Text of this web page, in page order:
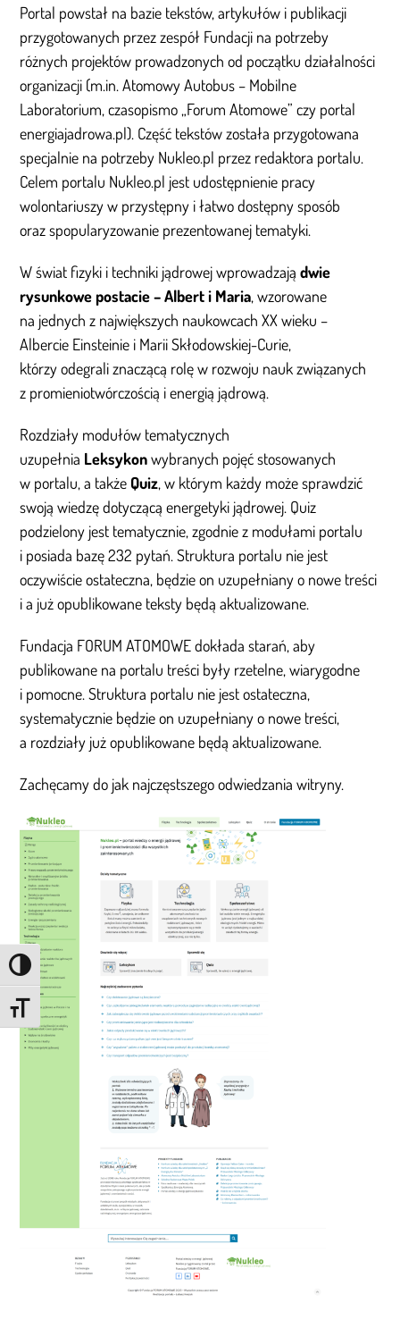
Przełącz wysoki kontrast
Zmień rozmiar czcionki
Portal powstał na bazie tekstów, artykułów i publikacji
przygotowanych przez zespół Fundacji na potrzeby
różnych projektów prowadzonych od początku działalności
organizacji (m.in. Atomowy Autobus – Mobilne
Laboratorium, czasopismo „Forum Atomowe” czy portal
energiajadrowa.pl). Część tekstów została przygotowana
specjalnie na potrzeby Nukleo.pl przez redaktora portalu.
Celem portalu Nukleo.pl jest udostępnienie pracy
wolontariuszy w przystępny i łatwo dostępny sposób
oraz spopularyzowanie prezentowanej tematyki.
W świat fizyki i techniki jądrowej wprowadzajądwie
rysunkowe postacie – Albert i Maria, wzorowane
na jednych z największych naukowcach XX wieku –
Albercie Einsteinie i Marii Skłodowskiej-Curie,
którzy odegrali znaczącą rolę w rozwoju nauk związanych
z promieniotwórczością i energią jądrową.
Rozdziały modułów tematycznych
uzupełnia Leksykonwybranych pojęć stosowanych
w portalu, a także Quiz, w którym każdy może sprawdzić
swoją wiedzę dotyczącą energetyki jądrowej. Quiz
podzielony jest tematycznie, zgodnie z modułami portalu
i posiada bazę 232 pytań. Struktura portalu nie jest
oczywiście ostateczna, będzie on uzupełniany o nowe treści
i a już opublikowane teksty będą aktualizowane.
Fundacja FORUM ATOMOWE dokłada starań, aby
publikowane na portalu treści były rzetelne, wiarygodne
i pomocne. Struktura portalu nie jest ostateczna,
systematycznie będzie on uzupełniany o nowe treści,
a rozdziały już opublikowane będą aktualizowane.
Zachęcamy do jak najczęstszego odwiedzania witryny.